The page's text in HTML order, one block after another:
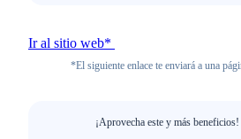
Ir al sitio web*
*El siguiente enlace te enviará a una
¡Aprovecha este y más beneficios!